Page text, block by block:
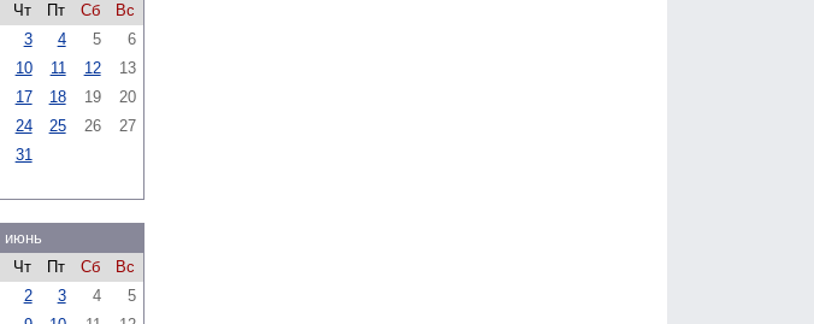
Чт Пт Сб
Вс
3 4 5
6
10 11 12
13
17 18 19
20
24 25 26
27
31
июнь
Чт Пт Сб
Вс
2 3 4
5